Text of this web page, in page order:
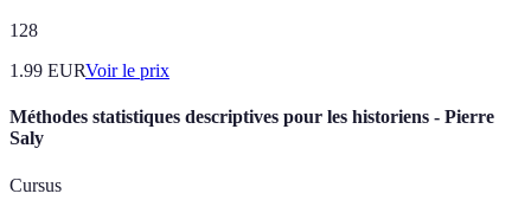
128
1.99 EURVoir le prix
Méthodes statistiques descriptives pour les historiens - Pierre
Saly
Cursus